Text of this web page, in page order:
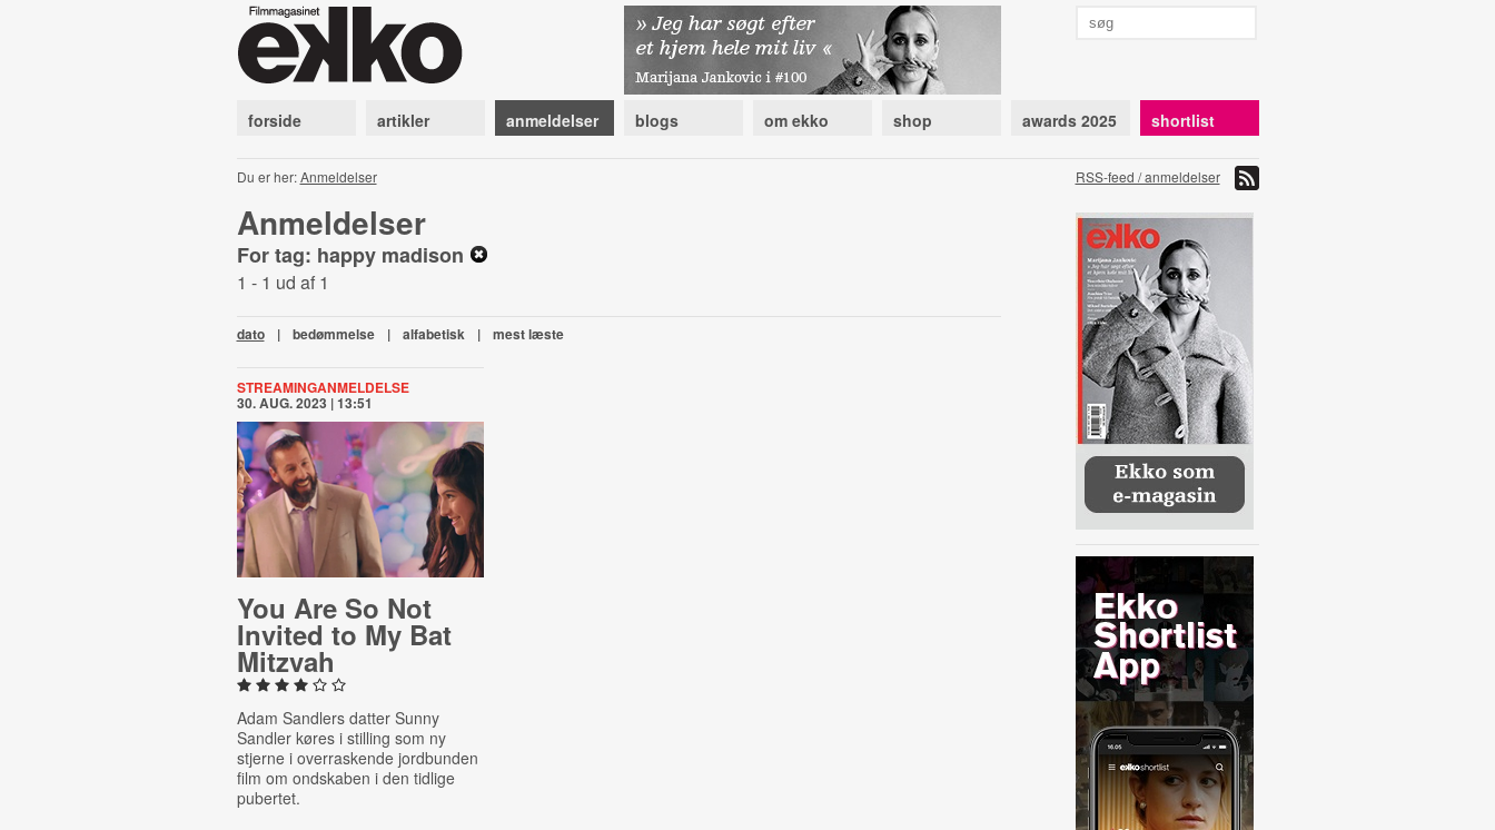
forside artikler anmeldelser blogs om ekko shop awards 2025 shortlist
Du er her:Anmeldelser RSS-feed / anmeldelser
Anmeldelser
For tag: happy madison
1 - 1 ud af 1
dato | bedømmelse | alfabetisk | mest læste
STREAMINGANMELDELSE
30. AUG. 2023 | 13:51
You Are So Not
Invited to My Bat
Mitzvah
Adam Sandlers datter Sunny
Sandler køres i stilling som ny
stjerne i overraskende jordbunden
film om ondskaben i den tidlige
pubertet.